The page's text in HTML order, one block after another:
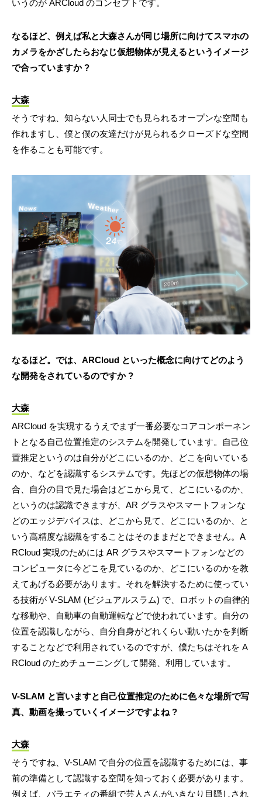
いうのが ARCloud のコンセプトです。
なるほど、例えば私と大森さんが同じ場所に向けてスマホの
カメラをかざしたらおなじ仮想物体が見えるというイメージ
で合っていますか ?
大森
そうですね、知らない人同士でも見られるオープンな空間も
作れますし、僕と僕の友達だけが見られるクローズドな空間
を作ることも可能です。
なるほど。では、ARCloud といった概念に向けてどのよう
な開発をされているのですか ?
大森
ARCloud を実現するうえでまず一番必要なコアコンポーネン
トとなる自己位置推定のシステムを開発しています。自己位
置推定というのは自分がどこにいるのか、どこを向いている
のか、などを認識するシステムです。先ほどの仮想物体の場
合、自分の目で見た場合はどこから見て、どこにいるのか、
というのは認識できますが、AR グラスやスマートフォンな
どのエッジデバイスは、どこから見て、どこにいるのか、と
いう高精度な認識をすることはそのままだとできません。A
RCloud 実現のためには AR グラスやスマートフォンなどの
コンピュータに今どこを見ているのか、どこにいるのかを教
えてあげる必要があります。それを解決するために使ってい
る技術が V-SLAM (ビジュアルスラム) で、ロボットの自律的
な移動や、自動車の自動運転などで使われています。自分の
位置を認識しながら、自分自身がどれくらい動いたかを判断
することなどで利用されているのですが、僕たちはそれを A
RCloud のためチューニングして開発、利用しています。
V-SLAM と言いますと自己位置推定のために色々な場所で写
真、動画を撮っていくイメージですよね ?
大森
そうですね、V-SLAM で自分の位置を認識するためには、事
前の準備として認識する空間を知っておく必要があります。
例えば、バラエティの番組で芸人さんがいきなり目隠しされ